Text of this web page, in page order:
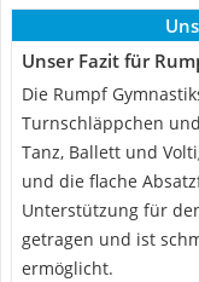
Unser Fazit für
Die Rumpf
Turnschläppchen
Tanz, Ballett und
und die flache
Unterstützung für
getragen und ist
ermöglicht.